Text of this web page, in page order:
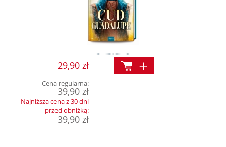
29,90 zł
Cena regularna:
39,90 zł
Najniższa cena z 30 dni
przed obniżką:
39,90 zł